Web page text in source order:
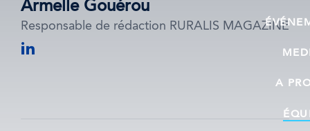
A
Armelle Gouérou
Responsable de rédaction RURALIS MAGAZINE
linkedin